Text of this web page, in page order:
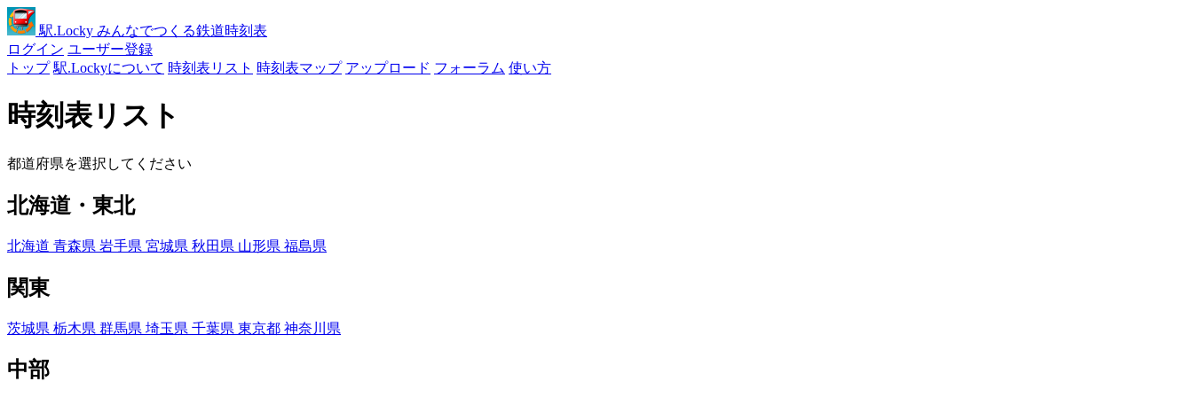
駅.Locky みんなでつくる鉄道時刻表
ログイン ユーザー登録
トップ 駅.Lockyについて 時刻表リスト 時刻表マップ アップロード フォーラム 使い方
時刻表リスト
都道府県を選択してください
北海道・東北
北海道 青森県 岩手県 宮城県 秋田県 山形県 福島県
関東
茨城県 栃木県 群馬県 埼玉県 千葉県 東京都 神奈川県
中部